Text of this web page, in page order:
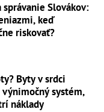
Slovákov:
keď
riskovať?
Byty v srdci
systém,
náklady